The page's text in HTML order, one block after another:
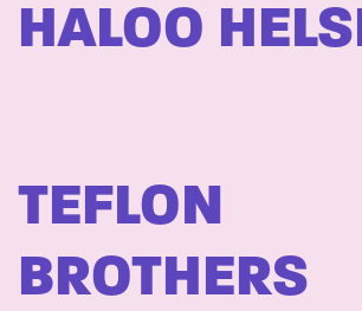
HALOO
TEFLON
BROTHERS